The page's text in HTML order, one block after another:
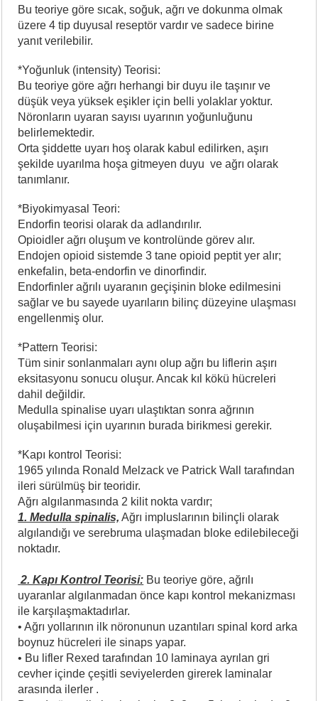
Bu teoriye göre sıcak, soğuk, ağrı ve dokunma olmak
üzere 4 tip duyusal reseptör vardır ve sadece birine
yanıt verilebilir.
*Yoğunluk (intensity) Teorisi:
Bu teoriye göre ağrı herhangi bir duyu ile taşınır ve
düşük veya yüksek eşikler için belli yolaklar yoktur.
Nöronların uyaran sayısı uyarının yoğunluğunu
belirlemektedir.
Orta şiddette uyarı hoş olarak kabul edilirken, aşırı
şekilde uyarılma hoşa gitmeyen duyu ve ağrı olarak
tanımlanır.
*Biyokimyasal Teori:
Endorfin teorisi olarak da adlandırılır.
Opioidler ağrı oluşum ve kontrolünde görev alır.
Endojen opioid sistemde 3 tane opioid peptit yer alır;
enkefalin, beta-endorfin ve dinorfindir.
Endorfinler ağrılı uyaranın geçişinin bloke edilmesini
sağlar ve bu sayede uyarıların bilinç düzeyine ulaşması
engellenmiş olur.
*Pattern Teorisi:
Tüm sinir sonlanmaları aynı olup ağrı bu liflerin aşırı
eksitasyonu sonucu oluşur. Ancak kıl kökü hücreleri
dahil değildir.
Medulla spinalise uyarı ulaştıktan sonra ağrının
oluşabilmesi için uyarının burada birikmesi gerekir.
*Kapı kontrol Teorisi:
1965 yılında Ronald Melzack ve Patrick Wall tarafından
ileri sürülmüş bir teoridir.
Ağrı algılanmasında 2 kilit nokta vardır;
1. Medulla spinalis, Ağrı impluslarının bilinçli olarak
algılandığı ve serebruma ulaşmadan bloke edilebileceği
noktadır.
2. Kapı Kontrol Teorisi: Bu teoriye göre, ağrılı
uyaranlar algılanmadan önce kapı kontrol mekanizması
ile karşılaşmaktadırlar.
• Ağrı yollarının ilk nöronunun uzantıları spinal kord arka
boynuz hücreleri ile sinaps yapar.
• Bu lifler Rexed tarafından 10 laminaya ayrılan gri
cevher içinde çeşitli seviyelerden girerek laminalar
arasında ilerler .